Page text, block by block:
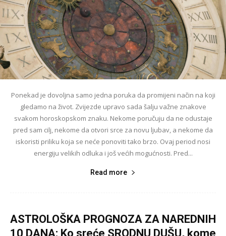
Ponekad je dovoljna samo jedna poruka da promijeni način na koji
gledamo na život. Zvijezde upravo sada šalju važne znakove
svakom horoskopskom znaku. Nekome poručuju da ne odustaje
pred sam cilj, nekome da otvori srce za novu ljubav, a nekome da
iskoristi priliku koja se neće ponoviti tako brzo. Ovaj period nosi
energiju velikih odluka i još većih mogućnosti. Pred...
Read more
ASTROLOŠKA PROGNOZA ZA NAREDNIH
10 DANA: Ko sreće SRODNU DUŠU, kome